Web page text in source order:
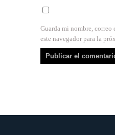
Guarda mi nombre, correo
este navegador para la